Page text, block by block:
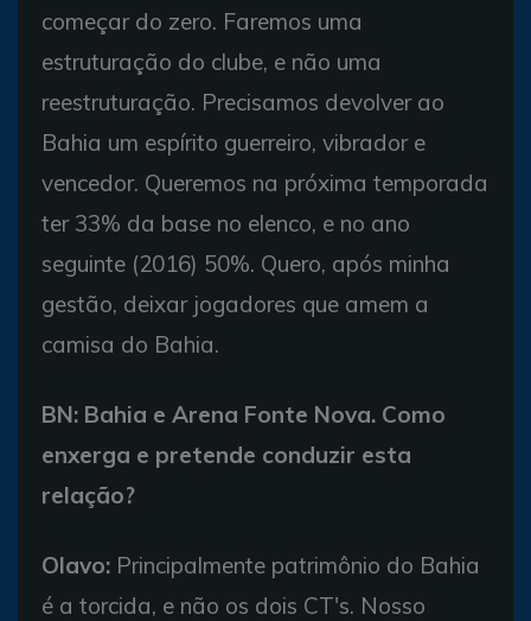
começar do zero. Faremos uma
estruturação do clube, e não uma
reestruturação. Precisamos devolver ao
Bahia um espírito guerreiro, vibrador e
vencedor. Queremos na próxima temporada
ter 33% da base no elenco, e no ano
seguinte (2016) 50%. Quero, após minha
gestão, deixar jogadores que amem a
camisa do Bahia.
BN: Bahia e Arena Fonte Nova. Como
enxerga e pretende conduzir esta
relação?
Olavo: Principalmente patrimônio do Bahia
é a torcida, e não os dois CT's. Nosso